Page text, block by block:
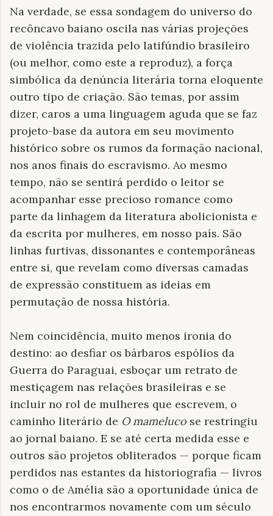
Na verdade, se essa sondagem do universo do
recôncavo baiano oscila nas várias projeções
de violência trazida pelo latifúndio brasileiro
(ou melhor, como este a reproduz), a força
simbólica da denúncia literária torna eloquente
outro tipo de criação. São temas, por assim
dizer, caros a uma linguagem aguda que se faz
projeto-base da autora em seu movimento
histórico sobre os rumos da formação nacional,
nos anos finais do escravismo. Ao mesmo
tempo, não se sentirá perdido o leitor se
acompanhar esse precioso romance como
parte da linhagem da literatura abolicionista e
da escrita por mulheres, em nosso país. São
linhas furtivas, dissonantes e contemporâneas
entre si, que revelam como diversas camadas
de expressão constituem as ideias em
permutação de nossa história.
Nem coincidência, muito menos ironia do
destino: ao desfiar os bárbaros espólios da
Guerra do Paraguai, esboçar um retrato de
mestiçagem nas relações brasileiras e se
incluir no rol de mulheres que escrevem, o
caminho literário de O mameluco se restringiu
ao jornal baiano. E se até certa medida esse e
outros são projetos obliterados — porque ficam
perdidos nas estantes da historiografia — livros
como o de Amélia são a oportunidade única de
nos encontrarmos novamente com um século